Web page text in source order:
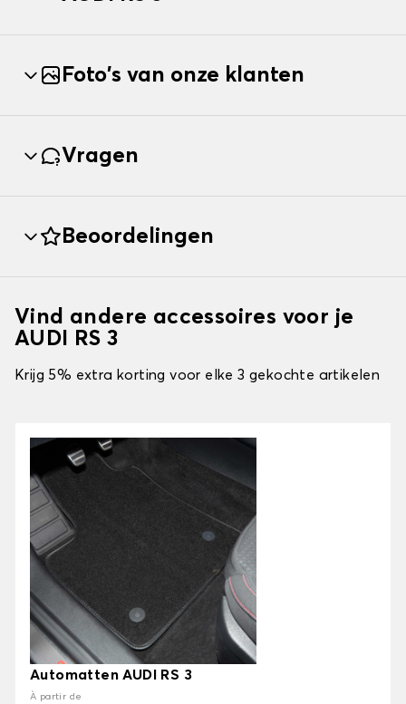
Foto's van onze klanten
Vragen
Beoordelingen
Vind andere accessoires voor je
AUDI RS 3
Krijg 5% extra korting voor elke 3 gekochte artikelen
Automatten AUDI RS 3
À partir de